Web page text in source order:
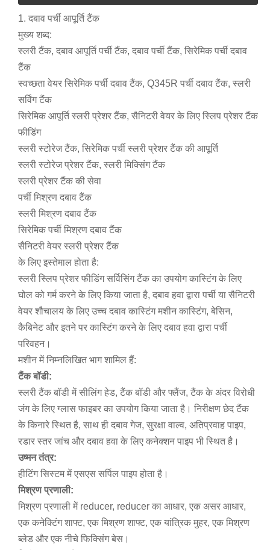
1. दबाव पर्ची आपूर्ति टैंक
मुख्य शब्द:
स्लरी टैंक, दबाव आपूर्ति पर्ची टैंक, दबाव पर्ची टैंक, सिरेमिक पर्ची दबाव
टैंक
स्वच्छता वेयर सिरेमिक पर्ची दबाव टैंक, Q345R पर्ची दबाव टैंक, स्लरी
सर्विंग टैंक
सिरेमिक आपूर्ति स्लरी प्रेशर टैंक, सैनिटरी वेयर के लिए स्लिप प्रेशर टैंक
फीडिंग
स्लरी स्टोरेज टैंक, सिरेमिक पर्ची स्लरी प्रेशर टैंक की आपूर्ति
स्लरी स्टोरेज प्रेशर टैंक, स्लरी मिक्सिंग टैंक
स्लरी प्रेशर टैंक की सेवा
पर्ची मिश्रण दबाव टैंक
स्लरी मिश्रण दबाव टैंक
सिरेमिक पर्ची मिश्रण दबाव टैंक
सैनिटरी वेयर स्लरी प्रेशर टैंक
के लिए इस्तेमाल होता है:
स्लरी स्लिप प्रेशर फीडिंग सर्विसिंग टैंक का उपयोग कास्टिंग के लिए
घोल को गर्म करने के लिए किया जाता है, दबाव हवा द्वारा पर्ची या सैनिटरी
वेयर शौचालय के लिए उच्च दबाव कास्टिंग मशीन कास्टिंग, बेसिन,
कैबिनेट और इतने पर कास्टिंग करने के लिए दबाव हवा द्वारा पर्ची
परिवहन।
मशीन में निम्नलिखित भाग शामिल हैं:
टैंक बॉडी:
स्लरी टैंक बॉडी में सीलिंग हेड, टैंक बॉडी और फ्लैंज, टैंक के अंदर विरोधी
जंग के लिए ग्लास फाइबर का उपयोग किया जाता है। निरीक्षण छेद टैंक
के किनारे स्थित है, साथ ही दबाव गेज, सुरक्षा वाल्व, अतिप्रवाह पाइप,
रडार स्तर जांच और दबाव हवा के लिए कनेक्शन पाइप भी स्थित है।
उष्मन तंत्र:
हीटिंग सिस्टम में एसएस सर्पिल पाइप होता है।
मिश्रण प्रणाली:
मिश्रण प्रणाली में reducer, reducer का आधार, एक असर आधार,
एक कनेक्टिंग शाफ्ट, एक मिश्रण शाफ्ट, एक यांत्रिक मुहर, एक मिश्रण
ब्लेड और एक नीचे फिक्सिंग बेस।